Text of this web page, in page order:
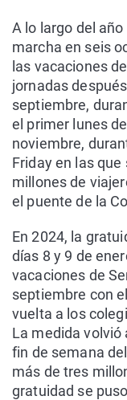
A lo largo del
marcha en seis
las vacaciones
jornadas
septiembre,
el primer lunes
noviembre,
Friday en las
millones de
el puente de la
En 2024, la
días 8 y 9 de
vacaciones de
septiembre con
vuelta a los
La medida volvió
fin de semana
más de tres
gratuidad se